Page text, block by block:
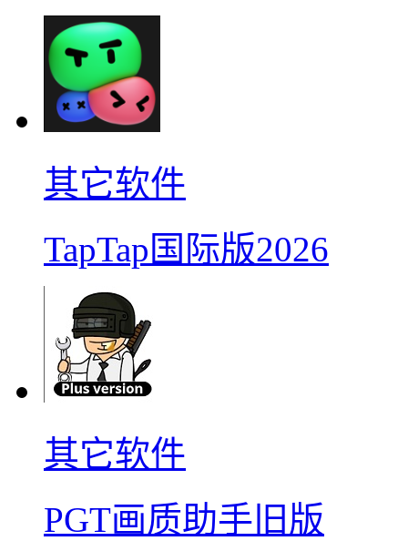
其它软件
TapTap国际版2026
其它软件
PGT画质助手旧版